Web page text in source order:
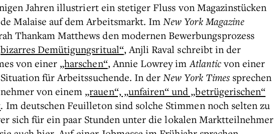
Jahren illustriert ein stetiger Fluss von Magazinstücken
Malaise auf dem Arbeitsmarkt. ImNew York Magazine
Thankam Matthews den modernen Bewerbungsprozess
Demütigungsritual“, Anjli Raval schreibt in der
von einer „harschen“, Annie Lowrey imAtlanticvon einer
für Arbeitssuchende. In derNew York Timessprechen
von einem „rauen“, „unfairen“ und „betrügerischen“
. Im deutschen Feuilleton sind solche Stimmen noch selten zu
sich für ein paar Stunden unter die lokalen Marktteilnehmer